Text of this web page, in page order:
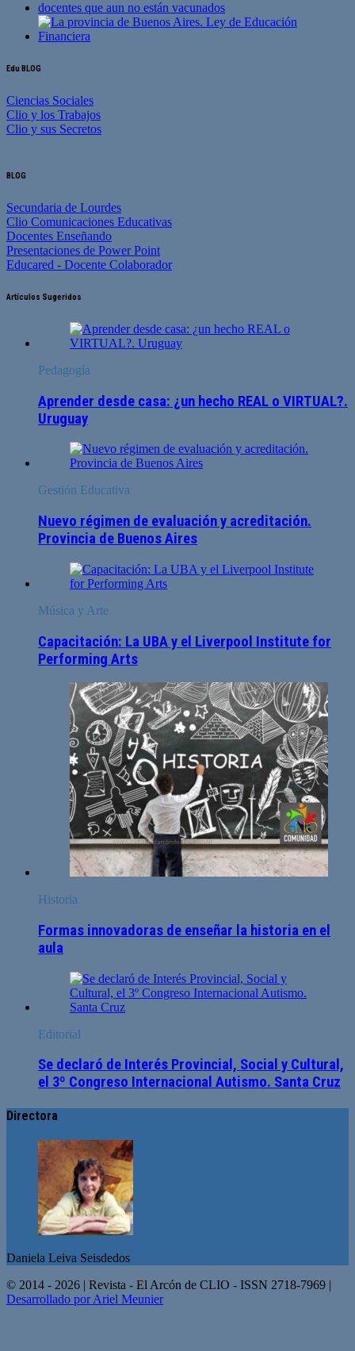
Edu BLOG
Ciencias Sociales
Clio y los Trabajos
Clio y sus Secretos
BLOG
Secundaria de Lourdes
Clio Comunicaciones Educativas
Docentes Enseñando
Presentaciones de Power Point
Educared - Docente Colaborador
Artículos Sugeridos
Pedagogía
Aprender desde casa: ¿un hecho REAL o VIRTUAL?.
Uruguay
Gestión Educativa
Nuevo régimen de evaluación y acreditación.
Provincia de Buenos Aires
Música y Arte
Capacitación: La UBA y el Liverpool Institute for
Performing Arts
Historia
Formas innovadoras de enseñar la historia en el
aula
Editorial
Se declaró de Interés Provincial, Social y Cultural,
el 3º Congreso Internacional Autismo. Santa Cruz
Directora
Daniela Leiva Seisdedos
© 2014 - 2026 | Revista - El Arcón de CLIO - ISSN 2718-7969 |
Desarrollado por Ariel Meunier